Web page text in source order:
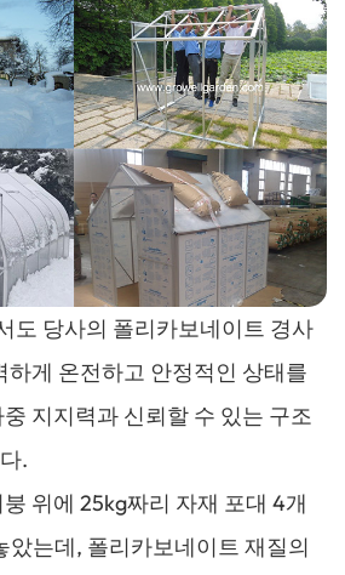
도 당사의 폴리카보네이트 경사
하게 온전하고 안정적인 상태를
지지력과 신뢰할 수 있는 구조
.
위에 25kg짜리 자재 포대 4개
았는데, 폴리카보네이트 재질의